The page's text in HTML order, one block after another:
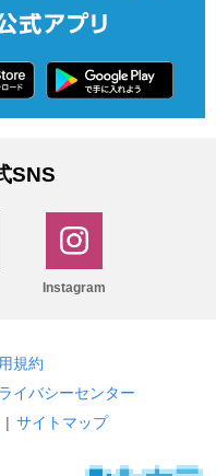
SNS
Instagram
規約
イバシーセンター
| サイトマップ